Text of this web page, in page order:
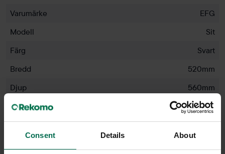
Consent Details About
Varumärke
EFG
Modell
Sit
Färg
Svart
Bredd
520mm
Djup
560mm
Höjd
810mm
Sitthöjd
450mm